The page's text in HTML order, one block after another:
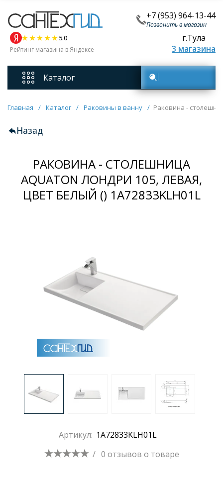
+7 (953) 964-13-44
Позвонить в магазин
5.0
Рейтинг магазина в Яндексе
г.Тула
3 магазина
Каталог
Смесители
Унитазы
Мебель для ванных комнат
Ванны
Душевые кабины
Полотенцесушители
Аксессуары для ванных комнат
Душевые поддоны
Трапы для душевых
Главная / Каталог / Раковины в ванну / Раковина -
Назад
РАКОВИНА - СТОЛЕШНИЦА
AQUATON ЛОНДРИ 105, ЛЕВАЯ,
ЦВЕТ БЕЛЫЙ () 1A72833KLH01L
Артикул: 1A72833KLH01L
/ 0 отзывов о товаре